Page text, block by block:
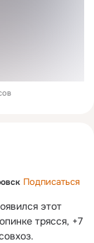
Подписаться
этот
трясся, +7